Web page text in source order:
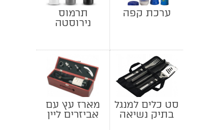
ערכת קפה
תרמוס
נירוסטה
סט כלים למנגל
בתיק נשיאה
מארז עץ עם
אביזרים ליין